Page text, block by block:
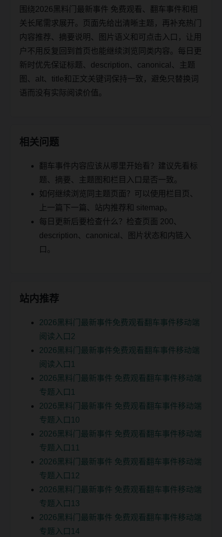
围绕2026黑料门最新事件 免费观看、翻车事件和相
关长尾需求展开。页面先给出清晰主题，再补充热门
内容推荐、摘要说明、图片语义和可点击入口，让用
户不用反复回到首页也能继续浏览同类内容。每日更
新时优先保证标题、description、canonical、主题
图、alt、title和正文关键词保持一致，避免只替换词
语而没有实际阅读价值。
相关问题
翻车事件内容应该从哪里开始看？建议先看标
题、摘要、主题图和栏目入口是否一致。
如何继续浏览同主题页面？可以使用栏目页、
上一篇下一篇、站内推荐和 sitemap。
每日更新后要检查什么？检查页面 200、
description、canonical、图片状态和内链入
口。
站内推荐
2026黑料门最新事件免费观看翻车事件移动端
阅读入口2
2026黑料门最新事件免费观看翻车事件移动端
阅读入口1
2026黑料门最新事件 免费观看翻车事件移动端
专题入口1
2026黑料门最新事件 免费观看翻车事件移动端
专题入口10
2026黑料门最新事件 免费观看翻车事件移动端
专题入口11
2026黑料门最新事件 免费观看翻车事件移动端
专题入口12
2026黑料门最新事件 免费观看翻车事件移动端
专题入口13
2026黑料门最新事件 免费观看翻车事件移动端
专题入口14